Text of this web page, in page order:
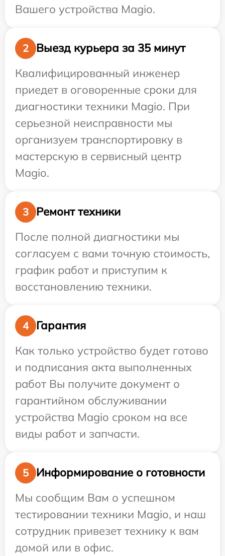
Вашего устройства Magio.
2
Выезд курьера за 35 минут
Квалифицированный инженер
приедет в оговоренные сроки для
диагностики техники Magio. При
серьезной неисправности мы
организуем транспортировку в
мастерскую в сервисный центр
Magio.
3
Ремонт техники
После полной диагностики мы
согласуем с вами точную стоимость,
график работ и приступим к
восстановлению техники.
4
Гарантия
Как только устройство будет готово
и подписания акта выполненных
работ Вы получите документ о
гарантийном обслуживании
устройства Magio сроком на все
виды работ и запчасти.
5
Информирование о готовности
Мы сообщим Вам о успешном
тестировании техники Magio, и наш
сотрудник привезет технику к вам
домой или в офис.